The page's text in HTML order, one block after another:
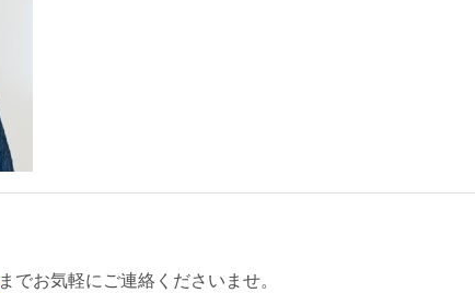
までお気軽にご連絡くださいませ。